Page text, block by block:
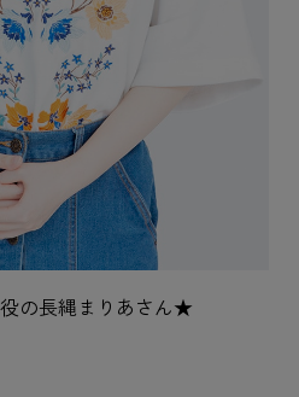
の長縄まりあさん★